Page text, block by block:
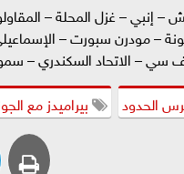
– إنبي – غزل المحلة –
– مودرن سبورت –
سي – الاتحاد السكندري –
الحدود بيراميدز مع